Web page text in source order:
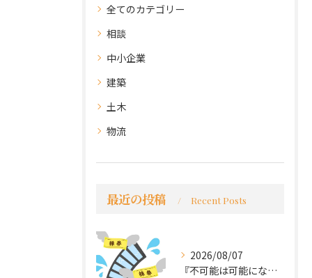
全てのカテゴリー
相談
中小企業
建築
土木
物流
最近の投稿 Recent Posts
2026/08/07
『不可能は可能になる』